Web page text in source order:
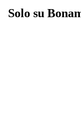
Solo su